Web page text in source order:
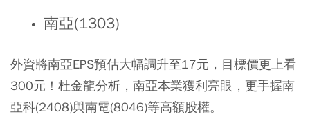
南亞(1303)
外資將南亞EPS預估大幅調升至17元，目標價更上看
300元！杜金龍分析，南亞本業獲利亮眼，更手握南
亞科(2408)與南電(8046)等高額股權。